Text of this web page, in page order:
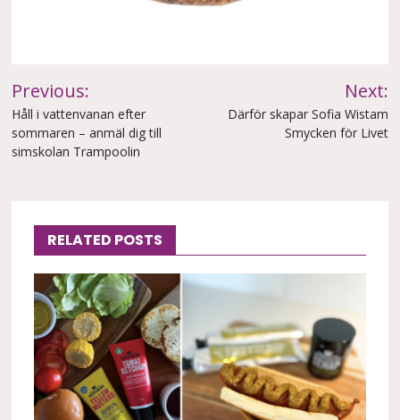
Inläggsnavigering
Previous:
Håll i vattenvanan efter
sommaren – anmäl dig till
simskolan Trampoolin
Next:
Därför skapar Sofia Wistam
Smycken för Livet
RELATED POSTS